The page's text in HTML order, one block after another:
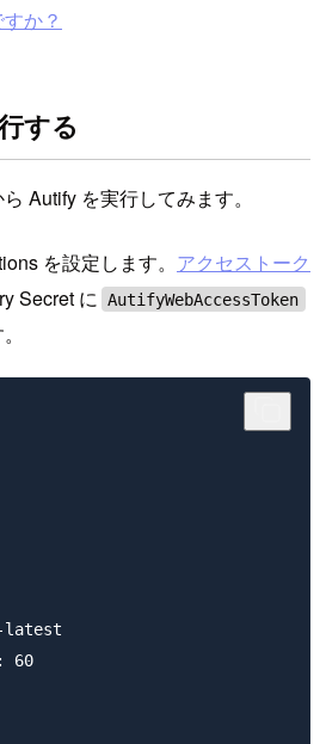
か？
する
Autify を実行してみます。
を設定します。 アクセストーク
Secret に AutifyWebAccessToken
60